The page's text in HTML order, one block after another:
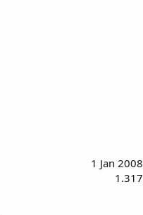
1 Jan 2008
1.317